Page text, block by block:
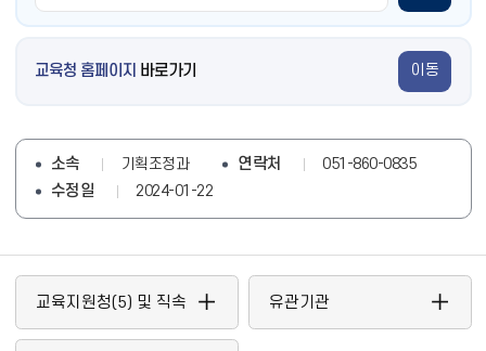
교육청 홈페이지 바로가기 이동
소속 기획조정과 연락처 051-860-0835
수정일 2024-01-22
교육지원청(5) 및 직속 유관기관